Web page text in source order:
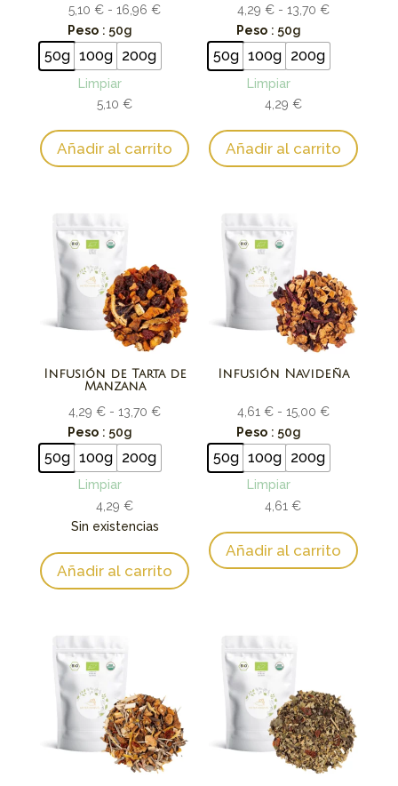
5,10€ - 16,96€Rango
desde
16,96 €
Peso : 50g
50g 100g 200g
Limpiar
5,10€
Añadir al carrito
4,29 € - 13,70 €Rango
desde
13,70 €
Peso : 50g
50g 100g 200g
Limpiar
4,29 €
Añadir al carrito
Infusión de Tarta de
Manzana
4,29€ - 13,70€Rango
desde
Peso : 50g
50g 100g 200g
Limpiar
4,29€
Sin existencias
Añadir al carrito
Infusión Navideña
4,61 € - 15,00 €Rango
desde
15,00 €
Peso : 50g
50g 100g 200g
Limpiar
4,61€
Añadir al carrito